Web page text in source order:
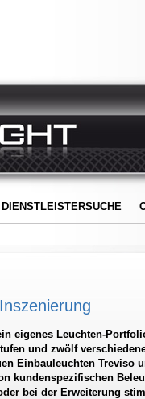
DIENSTLEISTERSUCHE
eigenes Leuchten-
und zwölf
Einbauleuchten Treviso
kundenspezifischen
bei der Erweiterung